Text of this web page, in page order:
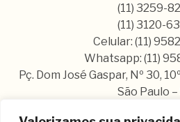
(11) 3259-
(11) 3120-
Celular: (11)
Whatsapp: (11)
Pç. Dom José Gaspar, Nº 30,
São Paulo –